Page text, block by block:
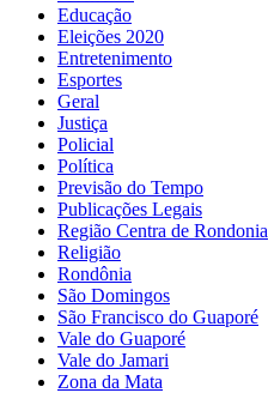
Educação
Eleições 2020
Entretenimento
Esportes
Geral
Justiça
Policial
Política
Previsão do Tempo
Publicações Legais
Região Centra de Rondonia
Religião
Rondônia
São Domingos
São Francisco do Guaporé
Vale do Guaporé
Vale do Jamari
Zona da Mata